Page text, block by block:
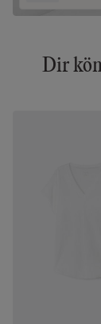
Dir